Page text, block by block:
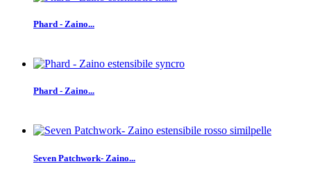
Phard - Zaino...
Phard - Zaino...
Seven Patchwork- Zaino...